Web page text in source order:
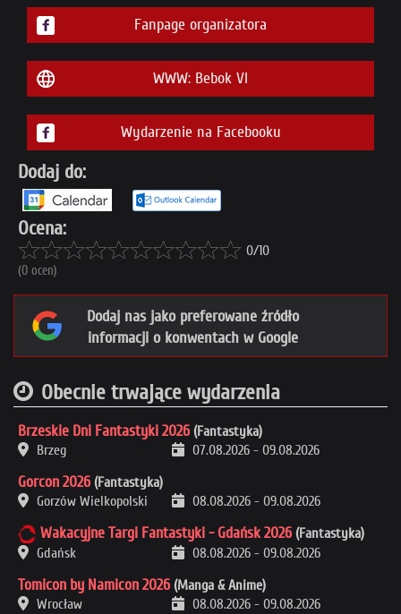
Fanpage organizatora
WWW: Bebok VI
Wydarzenie na Facebooku
Dodaj do:
Ocena:
0/10
(0 ocen)
Dodaj nas jako preferowane źródło
informacji o konwentach w Google
Obecnie trwające wydarzenia
Brzeskie Dni Fantastyki 2026 (Fantastyka)
Brzeg
07.08.2026 - 09.08.2026
Gorcon 2026 (Fantastyka)
Gorzów Wielkopolski
08.08.2026 - 09.08.2026
Wakacyjne Targi Fantastyki - Gdańsk 2026 (Fantastyka)
Gdańsk
08.08.2026 - 09.08.2026
Tomicon by Namicon 2026 (Manga & Anime)
Wrocław
08.08.2026 - 09.08.2026